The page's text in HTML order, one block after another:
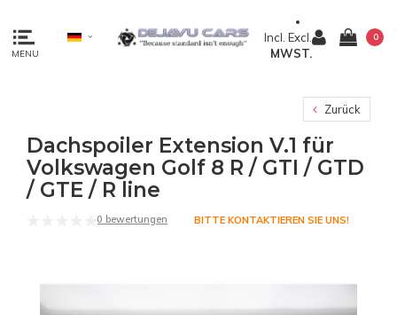
MENU
Incl. Excl.
MWST.
0
Zurück
Dachspoiler Extension V.1 für
Volkswagen Golf 8 R / GTI / GTD
/ GTE / R line
0 bewertungen BITTE KONTAKTIEREN SIE UNS!